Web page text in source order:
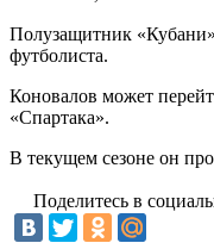
Полузащитник «Кубани»
футболиста.
Коновалов может
«Спартака».
В текущем сезоне он
Поделитесь в